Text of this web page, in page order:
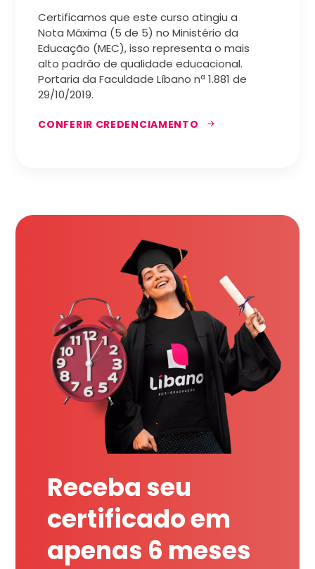
Certificamos que este curso atingiu a
Nota Máxima (5 de 5) no Ministério da
Educação (MEC), isso representa o mais
alto padrão de qualidade educacional.
Portaria da Faculdade Líbano nª 1.881 de
29/10/2019.
CONFERIR CREDENCIAMENTO
Receba seu
certificado em
apenas 6 meses